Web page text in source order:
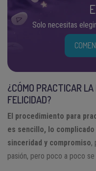
Solo necesitas
¿CÓMO PRACTICAR
FELICIDAD?
El procedimiento para
es sencillo, lo
sinceridad y compromiso,
pasión, pero poco a poco se